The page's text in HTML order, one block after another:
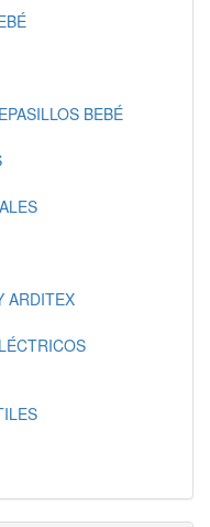
BEBÉ
ARDITEX